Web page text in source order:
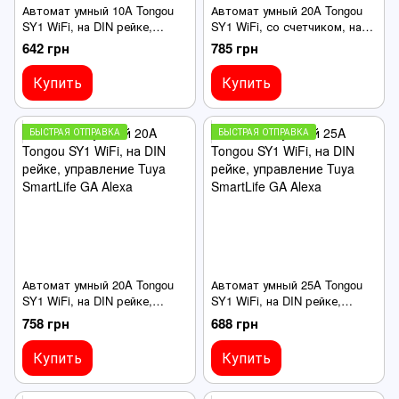
Автомат умный 10A Tongou
SY1 WiFi, на DIN рейке,
управление Tuya SmartLife
GA Alexa
642 грн
Купить
Автомат умный 20A Tongou
SY1 WiFi, со счетчиком, на
DIN рейку, управление Tuya
SmartLife GA Alexa
785 грн
Купить
БЫСТРАЯ ОТПРАВКА
Автомат умный 20A Tongou
SY1 WiFi, на DIN рейке,
управление Tuya SmartLife
GA Alexa
758 грн
Купить
БЫСТРАЯ ОТПРАВКА
Автомат умный 25A Tongou
SY1 WiFi, на DIN рейке,
управление Tuya SmartLife
GA Alexa
688 грн
Купить